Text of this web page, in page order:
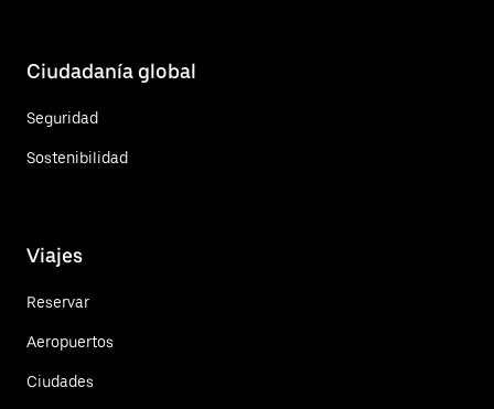
Ciudadanía global
Seguridad
Sostenibilidad
Viajes
Reservar
Aeropuertos
Ciudades